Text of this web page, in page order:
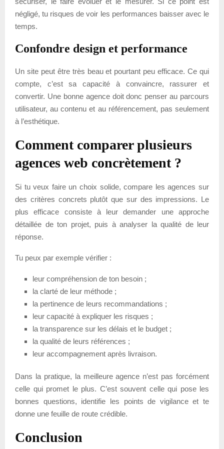
négligé, tu risques de voir les performances baisser avec le
temps.
Confondre design et performance
Un site peut être très beau et pourtant peu efficace. Ce qui
compte, c’est sa capacité à convaincre, rassurer et
convertir. Une bonne agence doit donc penser au parcours
utilisateur, au contenu et au référencement, pas seulement
à l’esthétique.
Comment comparer plusieurs
agences web concrètement ?
Si tu veux faire un choix solide, compare les agences sur
des critères concrets plutôt que sur des impressions. Le
plus efficace consiste à leur demander une approche
détaillée de ton projet, puis à analyser la qualité de leur
réponse.
Tu peux par exemple vérifier :
leur compréhension de ton besoin ;
la clarté de leur méthode ;
la pertinence de leurs recommandations ;
leur capacité à expliquer les risques ;
la transparence sur les délais et le budget ;
la qualité de leurs références ;
leur accompagnement après livraison.
Dans la pratique, la meilleure agence n’est pas forcément
celle qui promet le plus. C’est souvent celle qui pose les
bonnes questions, identifie les points de vigilance et te
donne une feuille de route crédible.
Conclusion